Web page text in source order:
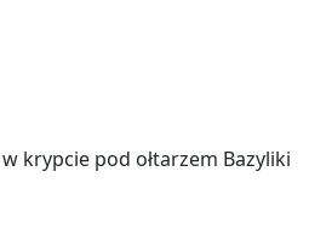
krypcie pod ołtarzem Bazyliki